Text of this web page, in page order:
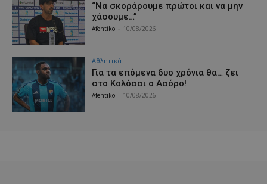
“Να σκοράρουμε πρώτοι και να μην
χάσουμε…”
Afentiko 10/08/2026
Αθλητικά
Για τα επόμενα δυο χρόνια θα… ζει
στο Κολόσσι ο Ασόρο!
Afentiko 10/08/2026